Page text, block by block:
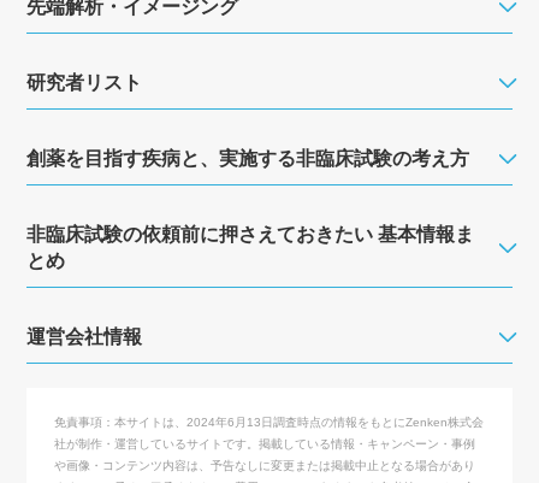
先端解析・イメージング
研究者リスト
創薬を目指す疾病と、実施する非臨床試験の考え方
非臨床試験の依頼前に押さえておきたい 基本情報ま
とめ
運営会社情報
免責事項： 本サイトは、2024年6月13日調査時点の情報をもとにZenken株式会
社が制作・運営しているサイトです。掲載している情報・キャンペーン・事例
や画像・コンテンツ内容は、予告なしに変更または掲載中止となる場合があり